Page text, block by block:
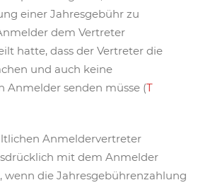
einer Jahresgebühr zu
dem Vertreter
hatte, dass der Vertreter die
und auch keine
Anmelder senden müsse (T
Anmeldervertreter
mit dem Anmelder
wenn die Jahresgebührenzahlung